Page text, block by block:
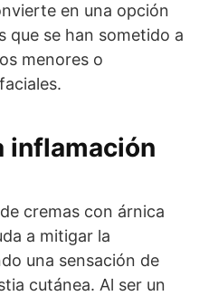
en una opción
que se han sometido a
menores o
inflamación
cremas con árnica
a mitigar la
una sensación de
cutánea. Al ser un